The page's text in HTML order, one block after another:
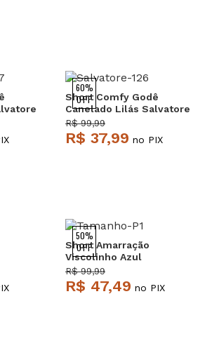
60%
OFF
Short Comfy Godê
Canelado Lilás Salvatore
R$ 99,99
R$ 37,99 no PIX
50%
OFF
Short Amarração
Viscolinho Azul
Salvatore
R$ 99,99
R$ 47,49 no PIX